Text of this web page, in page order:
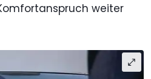
weiter